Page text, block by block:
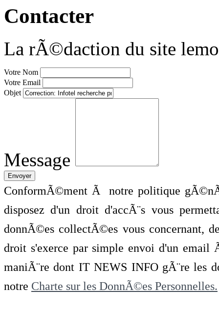
Contacter
La rÃ©daction du site
Votre Nom
Votre Email
Objet
Message
ConformÃ©ment Ã notre politique
disposez d'un droit d'accÃ¨s vous
donnÃ©es collectÃ©es vous concernant,
droit s'exerce par simple envoi d'un
maniÃ¨re dont IT NEWS INFO gÃ¨re les
notre Charte sur les DonnÃ©es Personnelles.